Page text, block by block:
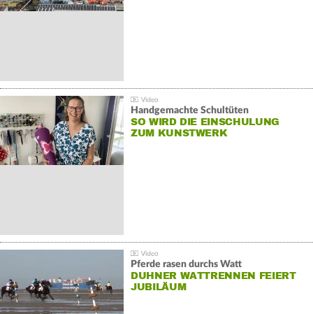
Handgemachte Schultüten
SO WIRD DIE EINSCHULUNG
ZUM KUNSTWERK
Pferde rasen durchs Watt
DUHNER WATTRENNEN FEIERT
JUBILÄUM